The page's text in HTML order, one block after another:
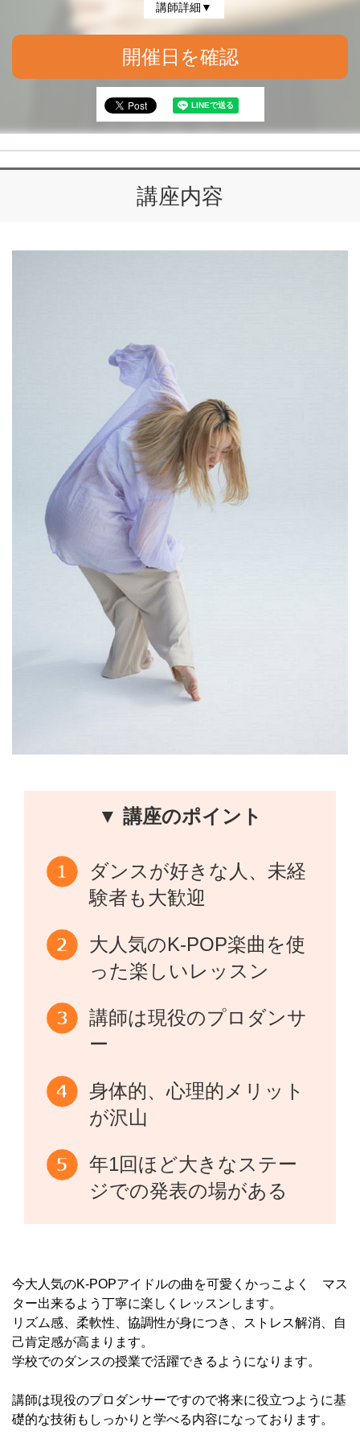
講師詳細▼
開催日を確認
講座内容
▼ 講座のポイント
ダンスが好きな人、未経
験者も大歓迎
大人気のK-POP楽曲を使
った楽しいレッスン
講師は現役のプロダンサ
ー
身体的、心理的メリット
が沢山
年1回ほど大きなステー
ジでの発表の場がある
今大人気のK-POPアイドルの曲を可愛くかっこよく マス
ター出来るよう丁寧に楽しくレッスンします。
リズム感、柔軟性、協調性が身につき、ストレス解消、自
己肯定感が高まります。
学校でのダンスの授業で活躍できるようになります。
講師は現役のプロダンサーですので将来に役立つように基
礎的な技術もしっかりと学べる内容になっております。